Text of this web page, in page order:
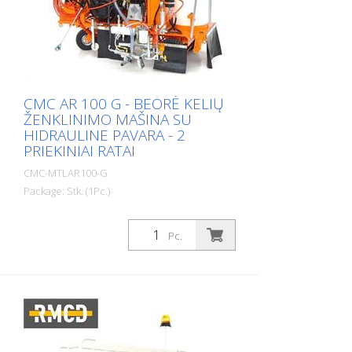
purškimui oru, beoriam purškimui, šaltam
plastikui 1:1, šaltam plastikui 98:2
CMC AR 100 G - BEORĖ KELIŲ
ŽENKLINIMO MAŠINA SU
HIDRAULINE PAVARA - 2
PRIEKINIAI RATAI
CMC-MTLAR100-G
Package: Stk. (1Pc.)
Savaeigė beorė kelių ženklinimo mašina
su hidrauline pavara. Idealiai tinka
savivaldybėms ir miestams ar net
galima įrengti purškiamo plastiko
sistemas. Du priekiniai ratai, vienas
vairuojamas galinis ratas. Benzininis
variklis: - Galingumas 16 AG - Elektrinis
Pc.